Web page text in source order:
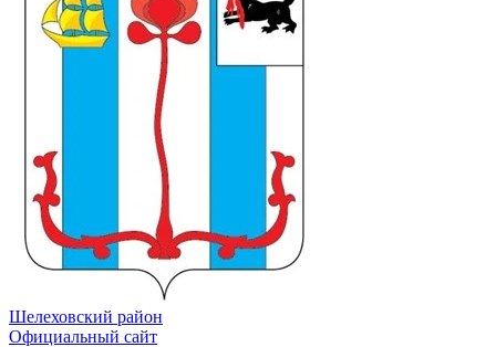
Шелеховский район
Официальный сайт